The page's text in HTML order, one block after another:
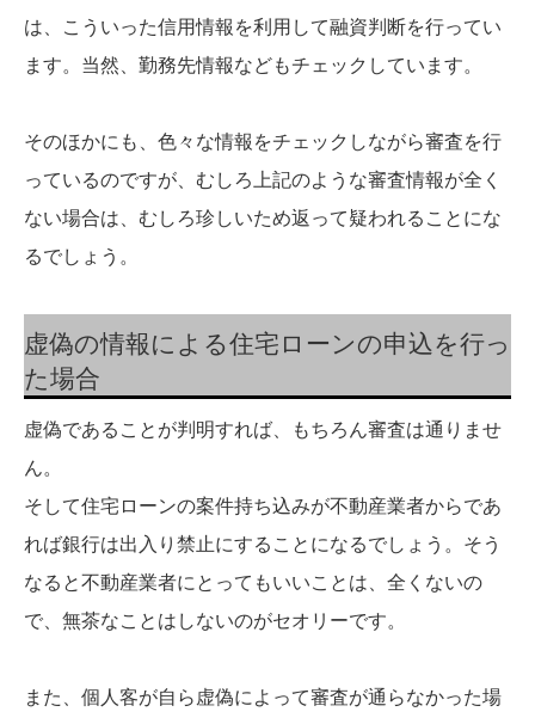
は、こういった信用情報を利用して融資判断を行ってい
ます。当然、勤務先情報などもチェックしています。
そのほかにも、色々な情報をチェックしながら審査を行
っているのですが、むしろ上記のような審査情報が全く
ない場合は、むしろ珍しいため返って疑われることにな
るでしょう。
虚偽の情報による住宅ローンの申込を行っ
た場合
虚偽であることが判明すれば、もちろん審査は通りませ
ん。
そして住宅ローンの案件持ち込みが不動産業者からであ
れば銀行は出入り禁止にすることになるでしょう。そう
なると不動産業者にとってもいいことは、全くないの
で、無茶なことはしないのがセオリーです。
また、個人客が自ら虚偽によって審査が通らなかった場